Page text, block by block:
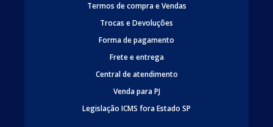
Termos de compra e Vendas
Trocas e Devoluções
Forma de pagamento
Frete e entrega
Central de atendimento
Venda para PJ
Legislação ICMS fora Estado SP